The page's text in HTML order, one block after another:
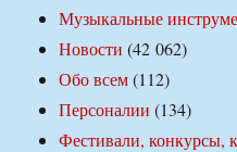
Музыкальные
Новости (42 062)
Обо всем(112)
Персоналии (134)
Фестивали, конкурсы,